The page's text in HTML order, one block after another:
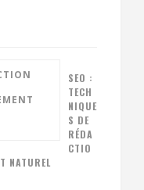
SEO :
TECH
NIQUE
S DE
RÉDA
CTIO
NATUREL